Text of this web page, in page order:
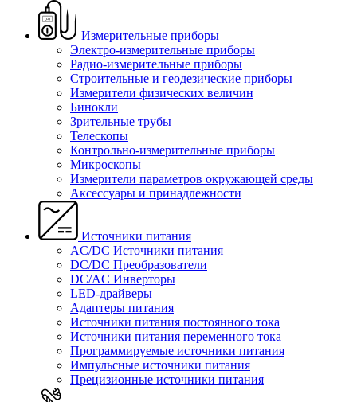
Измерительные приборы
Электро-измерительные приборы
Радио-измерительные приборы
Строительные и геодезические приборы
Измерители физических величин
Бинокли
Зрительные трубы
Телескопы
Контрольно-измерительные приборы
Микроскопы
Измерители параметров окружающей среды
Аксессуары и принадлежности
Источники питания
AC/DC Источники питания
DC/DC Преобразователи
DC/AC Инверторы
LED-драйверы
Адаптеры питания
Источники питания постоянного тока
Источники питания переменного тока
Программируемые источники питания
Импульсные источники питания
Прецизионные источники питания